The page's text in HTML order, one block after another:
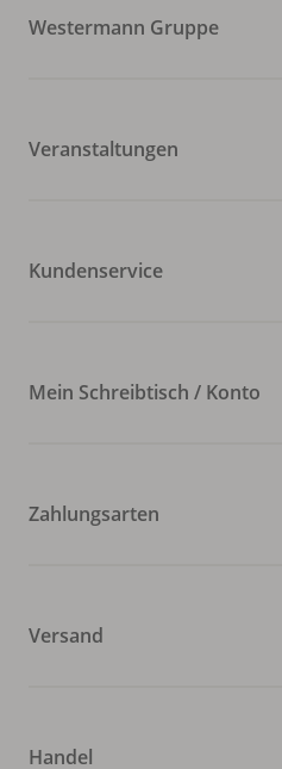
Westermann Gruppe
Veranstaltungen
Kundenservice
Mein Schreibtisch / Konto
Zahlungsarten
Versand
Handel